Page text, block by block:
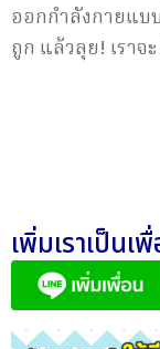
ออกกำลังกายแ
ถูก แล้วลุย! เรา
เพิ่มเราเป็น